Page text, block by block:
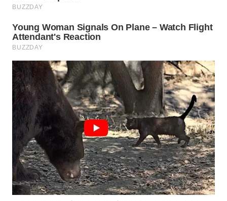
WN
WN
WN
BEKASI
WN
BOGOR
WN
DEPOK
WN